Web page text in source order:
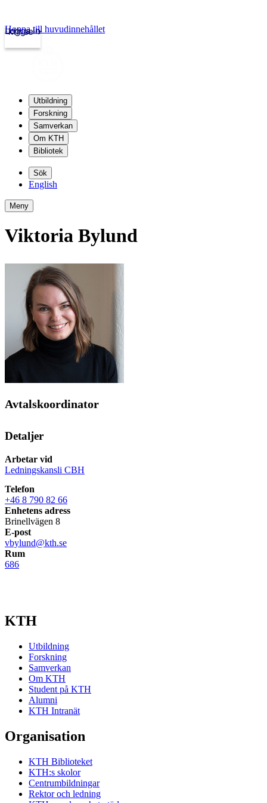
kth.se
Logga in
Hoppa till huvudinnehållet
Utbildning
Forskning
Samverkan
Om KTH
Bibliotek
Sök
English
Meny
Viktoria Bylund
Avtalskoordinator
Detaljer
Arbetar vid
Ledningskansli CBH
Telefon
+46 8 790 82 66
Enhetens adress
Brinellvägen 8
E-post
vbylund@kth.se
Rum
686
KTH
Utbildning
Forskning
Samverkan
Om KTH
Student på KTH
Alumni
KTH Intranät
Organisation
KTH Biblioteket
KTH:s skolor
Centrumbildningar
Rektor och ledning